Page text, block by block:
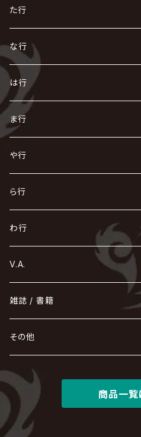
AIOLIN
AKIHIDE
ACME / アクメ
Azavana
Acid Black Cherry
アリス九號. / ALICE NINE. / A9
有村竜太朗
IKUO
exist†trace
生熊耕治
Initial'L
色々な十字架
168 / 葵-168-
う
VIRGE / ヴァージュ
Waive
Versailles
え
ACE OF SPADES
X JAPAN
お
AURORIZE
OFIAM
怪人二十面奏
Kαin
GACKT
the GazettE
GOTCHAROCKA
cali≠gari
河村隆一
き
KISAKI
キズ
KIRITO / キリト
己龍
く
Crack6
グラビティ
黒夢
け
[ kei ] / 圭
仮病
こ
GOATBED
ゴールデンボンバー
さ
ザアザア
The THIRTEEN
Psycho le Cému
XANVALA
し
Zeke Deux
Z CLEAR
ジグソウ
シド
JAKIGAN MEISTER
Chanty
す
Z CLEAR
超ジャシー
SPLENDID GOD GIRAFFE
SLAPSLY / CHIYU
せ
ゼラ
零[Hz]
そ
SOPHIA
ZOMBIE / ぞんび
た行
た
DASEIN
DAIGO
逹瑯
DAVID / SUI / 縁
DARRELL
ち
CHAQLA.
つ
て
D
DIAURA
DEXCORE
TAKE NO BREAK
と
東京花嫁
Tourbillon
Dolly
TЯicKY
な行
な
NIGHTMARE
NAZARE
に
NiEL
NICOLAS
ぬ
nurié
ね
NETH PRIERE CAIN
NEVERLAND
の
NoGoD
NOCTURNAL BLOODLUST
は行
は
heidi.
H.U.G
薔薇の宮殿
BAROQUE
ひ
HERO
美炎-BIEN-
HIDE-ZOU
ビバラッシュ
ふ
Far East Dizain
Fatüm
Plastic Tree
Frantic EMIRY
へ
BabyKingdom
THE BEETHOVEN
HELLBROTH / ヘルブロス
The Benjamin
ほ
POIDOL
HOLLOWGRAM
ま行
ま
THE MICRO HEAD 4N'S
MAO / マオ from SID
マツタケワークス
摩天楼オペラ
み
未完成アリス
ミスイ
美良政次
MIRAGE
む
MUCC / ムック
め
メトロノーム
MERRY / メリー
も
THE MORTAL
MORRIE
最上川司
や行
や
ヤミテラ / 外道反逆者ヤミテラ
ゆ
YUKIYA / 藤田幸也
ユナイト
よ
ら行
ら
rice
Rides In ReVellion
La'veil MizeriA
LAB.THE BASEMENT / ラボ ザ ベヰス
り
Leetspeak monsters
Ricky
RENAME
LIBRAVEL / リブラヴェル
る
Ruiza
LUNA SEA
れ
0.1gの誤算
the Raid.
ろ
わ行
わ
wyse
我が為
V.A.
雑誌 / 書籍
hévn
ROCK AND READ
その他
商品一覧